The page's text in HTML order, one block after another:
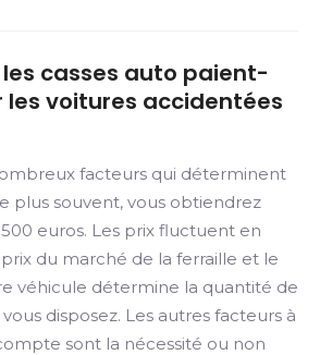
casses auto paient-
les voitures accidentées
facteurs qui déterminent
plus souvent, vous obtiendrez
euros. Les prix fluctuent en
du marché de la ferraille et le
véhicule détermine la quantité de
disposez. Les autres facteurs à
sont la nécessité ou non